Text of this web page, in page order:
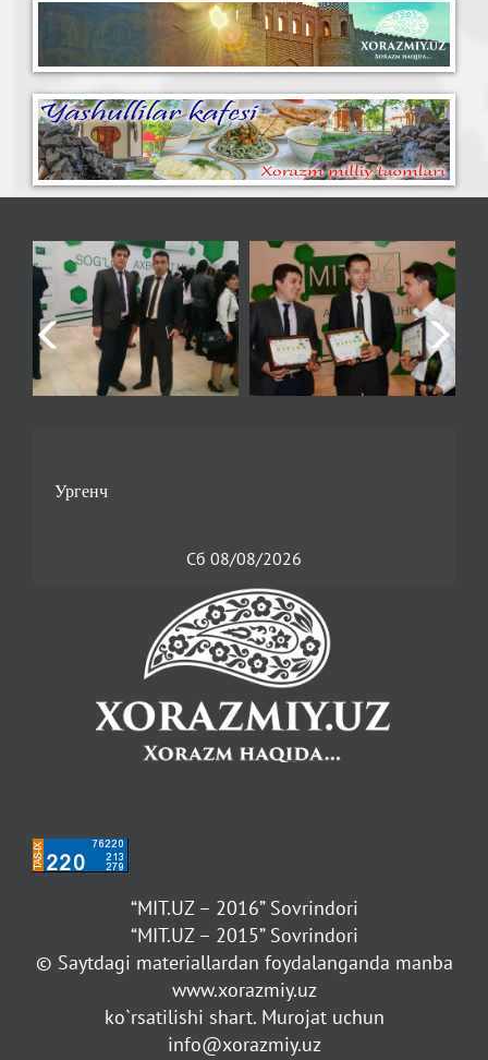
Сб 08/08/2026
“MIT.UZ – 2016” Sovrindori
“MIT.UZ – 2015” Sovrindori
© Saytdagi materiallardan foydalanganda manba
www.xorazmiy.uz
ko`rsatilishi shart. Murojat uchun
info@xorazmiy.uz